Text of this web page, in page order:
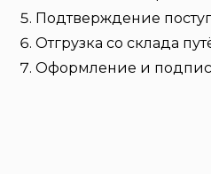
Подтверждение
Отгрузка со склада
Оформление и